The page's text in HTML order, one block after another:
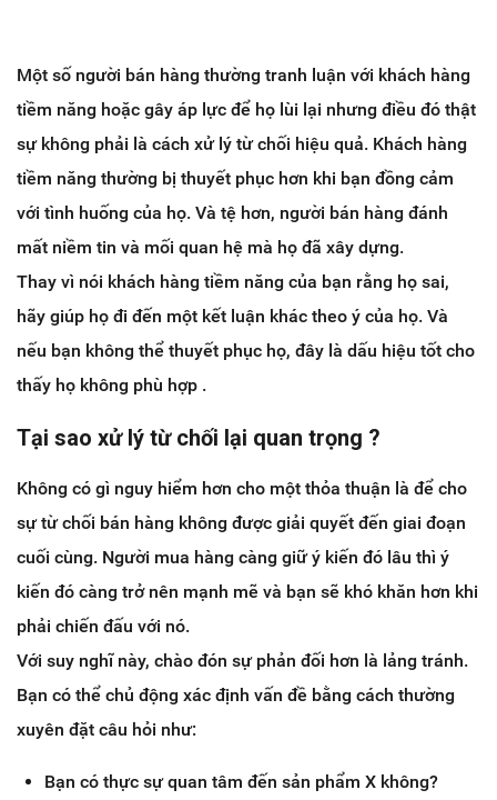
Một số người bán hàng thường tranh luận với khách hàng
tiềm năng hoặc gây áp lực để họ lùi lại nhưng điều đó thật
sự không phải là cách xử lý từ chối hiệu quả. Khách hàng
tiềm năng thường bị thuyết phục hơn khi bạn đồng cảm
với tình huống của họ. Và tệ hơn, người bán hàng đánh
mất niềm tin và mối quan hệ mà họ đã xây dựng.
Thay vì nói khách hàng tiềm năng của bạn rằng họ sai,
hãy giúp họ đi đến một kết luận khác theo ý của họ. Và
nếu bạn không thể thuyết phục họ, đây là dấu hiệu tốt cho
thấy họ không phù hợp .
Tại sao xử lý từ chối lại quan trọng ?
Không có gì nguy hiểm hơn cho một thỏa thuận là để cho
sự từ chối bán hàng không được giải quyết đến giai đoạn
cuối cùng. Người mua hàng càng giữ ý kiến đó lâu thì ý
kiến đó càng trở nên mạnh mẽ và bạn sẽ khó khăn hơn khi
phải chiến đấu với nó.
Với suy nghĩ này, chào đón sự phản đối hơn là lảng tránh​.
Bạn có thể chủ động xác định vấn đề bằng cách thường
xuyên đặt câu hỏi như:
Bạn có thực sự quan tâm đến sản phẩm X không?